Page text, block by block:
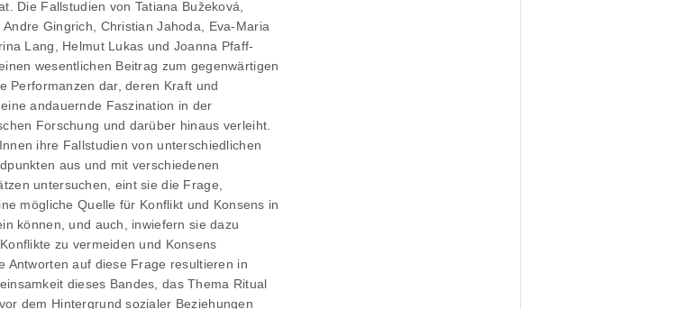
Die Fallstudien von Tatiana Bužeková,
Gingrich, Christian Jahoda, Eva-Maria
Lang, Helmut Lukas und Joanna Pfaff-
wesentlichen Beitrag zum gegenwärtigen
Performanzen dar, deren Kraft und
andauernde Faszination in der
Forschung und darüber hinaus verleiht.
ihre Fallstudien von unterschiedlichen
aus und mit verschiedenen
untersuchen, eint sie die Frage,
mögliche Quelle für Konflikt und Konsens in
können, und auch, inwiefern sie dazu
zu vermeiden und Konsens
Antworten auf diese Frage resultieren in
dieses Bandes, das Thema Ritual
dem Hintergrund sozialer Beziehungen